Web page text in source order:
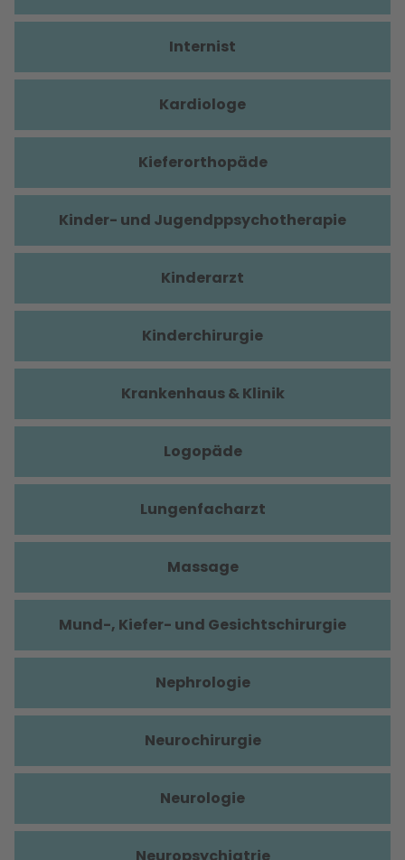
Internist
Kardiologe
Kieferorthopäde
Kinder- und Jugendppsychotherapie
Kinderarzt
Kinderchirurgie
Krankenhaus & Klinik
Logopäde
Lungenfacharzt
Massage
Mund-, Kiefer- und Gesichtschirurgie
Nephrologie
Neurochirurgie
Neurologie